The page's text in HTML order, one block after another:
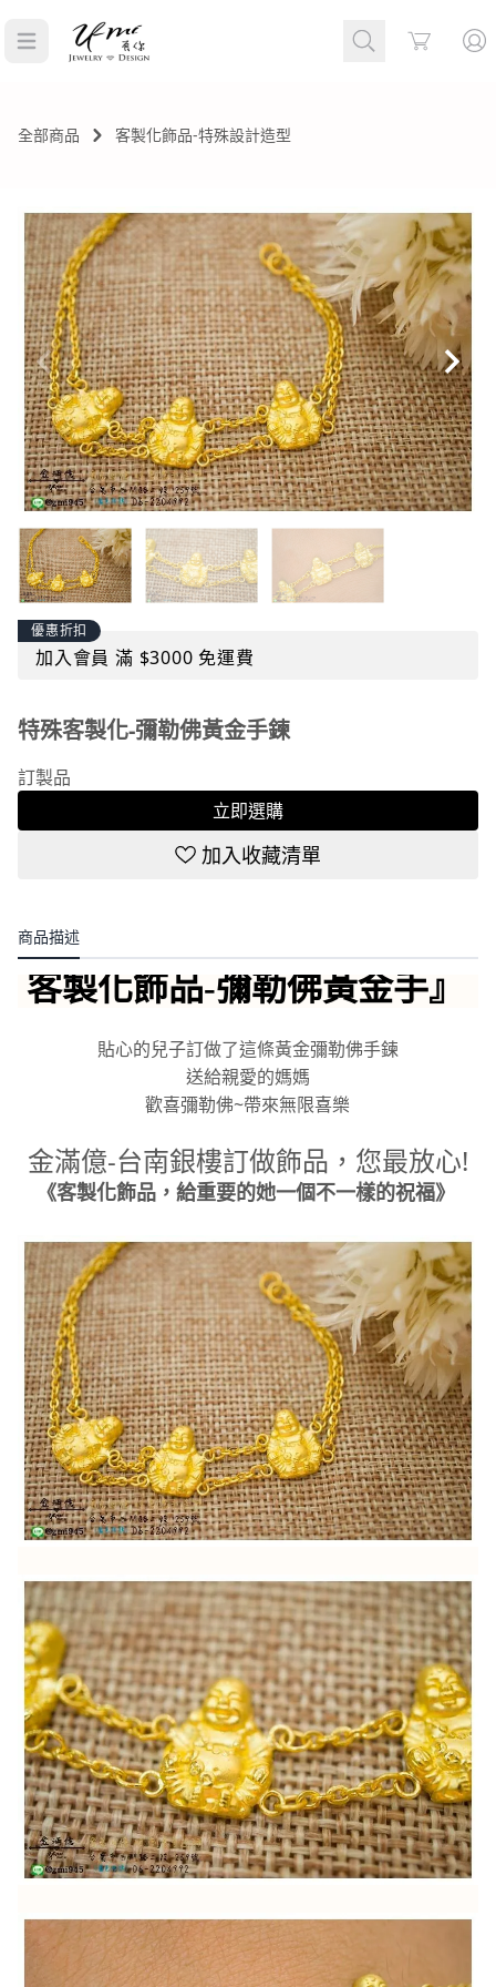
Cart
全部商品 客製化飾品-特殊設計造型
優惠折扣
加入會員 滿 $3000 免運費
特殊客製化-彌勒佛黃金手鍊
訂製品
立即選購
加入收藏清單
商品描述
客製化飾品-彌勒佛黃金手』
貼心的兒子訂做了這條黃金彌勒佛手鍊
送給親愛的媽媽
歡喜彌勒佛~帶來無限喜樂
金滿億-台南銀樓訂做飾品，您最放心!
《客製化飾品，給重要的她一個不一樣的祝福》